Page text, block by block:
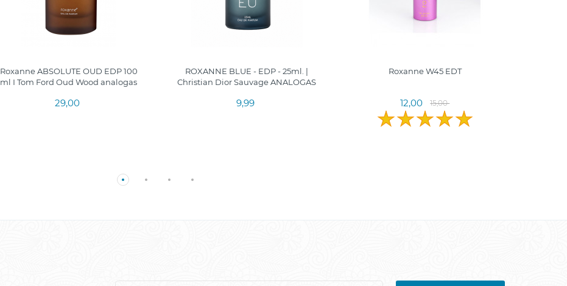
Roxanne ABSOLUTE OUD EDP 100
ml I Tom Ford Oud Wood analogas
29,00
ROXANNE BLUE - EDP - 25ml. |
Christian Dior Sauvage ANALOGAS
9,99
Roxanne W45 EDT
12,00 15,00